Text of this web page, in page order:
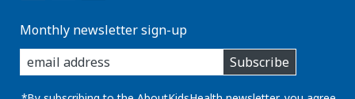
Monthly newsletter sign-up
enter
you
email
Subscribe